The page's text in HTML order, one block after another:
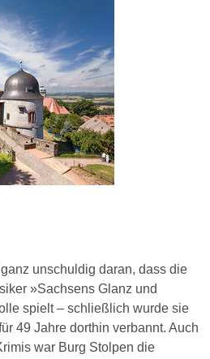
unschuldig daran, dass die
»Sachsens Glanz und
spielt – schließlich wurde sie
49 Jahre dorthin verbannt. Auch
war Burg Stolpen die